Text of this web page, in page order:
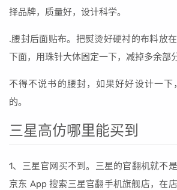
择品牌，质量好，设计科学。
.腰封后面贴布。把熨烫好硬衬的布料放
下面，用珠针大体固定一下，减掉多余部
不得不说书的腰封，如果好好设计一下
的。
三星高仿哪里能买到
1、三星官网买不到。三星的官翻机就不
京东 App 搜索三星官翻手机旗舰店，在